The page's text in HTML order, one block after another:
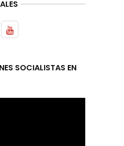
SOCIALISTAS EN